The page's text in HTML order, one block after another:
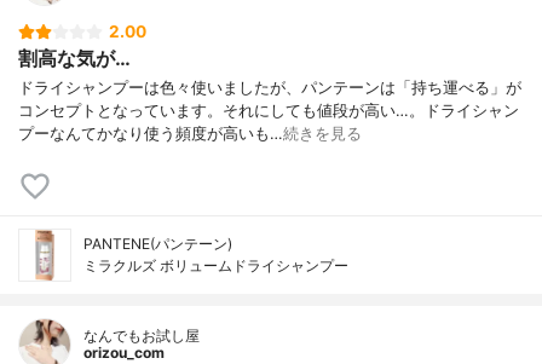
2.00
割高な気が…
ドライシャンプーは色々使いましたが、パンテーンは「持ち運べる」が
コンセプトとなっています。それにしても値段が高い…。ドライシャン
プーなんてかなり使う頻度が高いも…続きを見る
PANTENE(パンテーン)
ミラクルズ ボリュームドライシャンプー
なんでもお試し屋
orizou_com